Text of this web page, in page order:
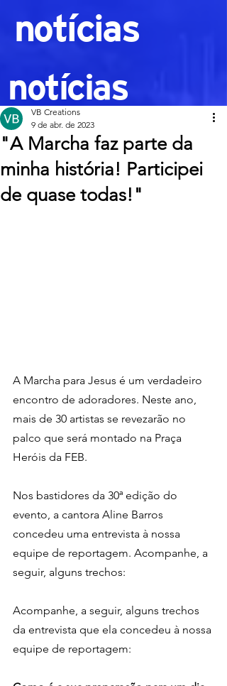
notícias
"A Marcha faz parte da
minha história! Participei
de quase todas!"
VB Creations
9 de abr. de 2023
A Marcha para Jesus é um verdadeiro
encontro de adoradores. Neste ano,
mais de 30 artistas se revezarão no
palco que será montado na Praça
Heróis da FEB.
Nos bastidores da 30ª edição do
evento, a cantora Aline Barros
concedeu uma entrevista à nossa
equipe de reportagem. Acompanhe, a
seguir, alguns trechos:
Acompanhe, a seguir, alguns trechos
da entrevista que ela concedeu à nossa
equipe de reportagem:
notícias